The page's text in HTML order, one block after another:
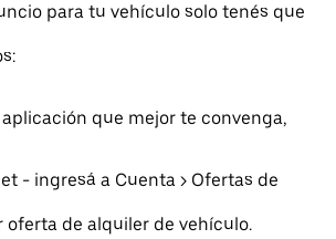
para tu vehículo solo tenés que
que mejor te convenga,
- ingresá a Cuenta > Ofertas de
oferta de alquiler de vehículo.